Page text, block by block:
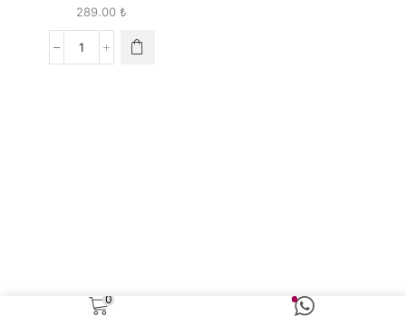
289.00 ₺
Leon
0